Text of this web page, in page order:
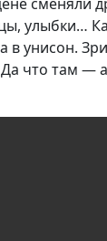
улыбки…
в унисон.
что там —